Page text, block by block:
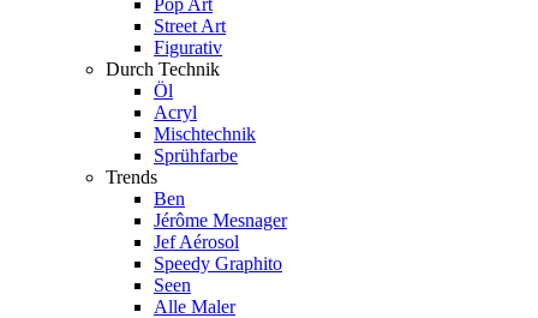
Street Art
Figurativ
Durch Technik
Öl
Acryl
Mischtechnik
Sprühfarbe
Trends
Ben
Jérôme Mesnager
Jef Aérosol
Speedy Graphito
Seen
Alle Maler